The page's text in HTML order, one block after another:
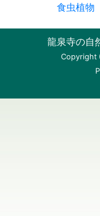
食虫植物
龍泉寺の自
Copyright